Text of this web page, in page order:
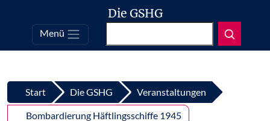
Top
Zum Inhalt springen
Die GSHG
Menü
Start Die GSHG Veranstaltungen
Bombardierung Häftlingsschiffe 1945